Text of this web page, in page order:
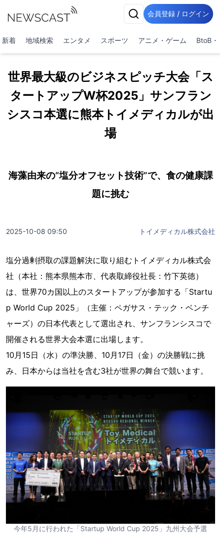
会員登録 / ログイン
新着 地域検索 エンタメ スポーツ アニメ・ゲーム BtoB・
世界最大級のビジネスピッチ大会「ス
タートアップW杯2025」サンフラン
シスコ本選に熊本トイメディカルが出
場
海藻由来の“塩分オフセット技術”で、食の健康課
題に挑む
2025-10-08 09:50 トイメディカル株式会社
塩分過剰摂取の課題解決に取り組むトイメディカル株式会
社（本社：熊本県熊本市、代表取締役社長：竹下英徳）
は、世界70カ国以上のスタートアップが参加する「Startu
p World Cup 2025」（主催：ペガサス・テック・ベンチ
ャーズ）の日本代表として選出され、サンフランシスコで
開催される世界大会本選に出場します。
10月15日（水）の準決勝、10月17日（金）の決勝戦に挑
み、日本からは当社を含む3社が世界の舞台で競います。
今年5月に行われた「Startup World Cup 2025」九州大会予選